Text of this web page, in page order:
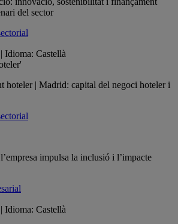
del sector
Idioma: Castellà
hoteler | Madrid: capital del negoci hoteler i
impulsa la inclusió i l’impacte
Idioma: Castellà